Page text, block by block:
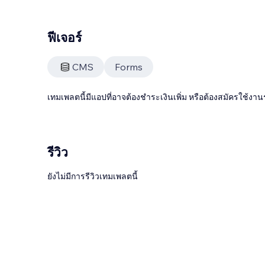
ฟีเจอร์
CMS Forms
เทมเพลตนี้มีแอปที่อาจต้องชำระเงินเพิ่ม หรือต้องสมัครใช้งา
รีวิว
ยังไม่มีการรีวิวเทมเพลตนี้